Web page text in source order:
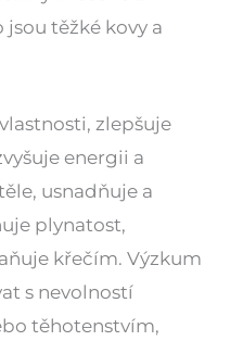
těžké kovy a
zlepšuje
energii a
usnadňuje a
plynatost,
křečím. Výzkum
s nevolností
těhotenstvím,